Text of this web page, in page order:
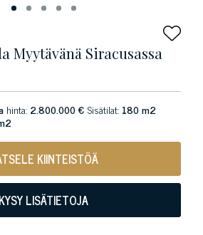
Myytävänä Siracusassa
hinta: 2.800.000 € Sisätilat: 180 m2
KIINTEISTÖÄ
KYSY LISÄTIETOJA